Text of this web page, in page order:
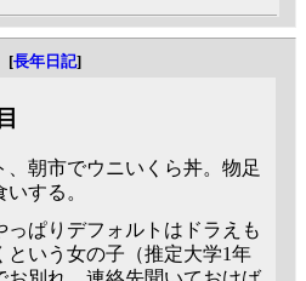
[長年日記]
、朝市でウニいくら丼。物足
する。
っぱりデフォルトはドラえも
という女の子（推定大学1年